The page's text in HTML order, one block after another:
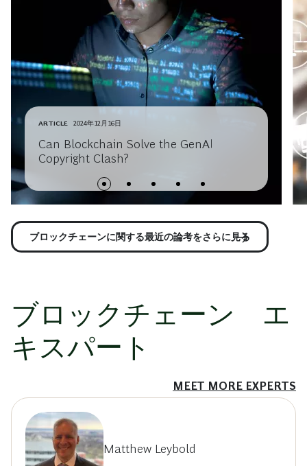
ARTICLE 2024年12月16日
Can Blockchain Solve the GenAI
Copyright Clash?
ブロックチェーンに関する最近の論考をさらに見る
ブロックチェーン エ
キスパート
MEET MORE EXPERTS
Matthew Leybold